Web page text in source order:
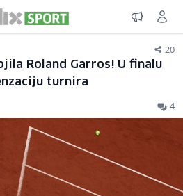
20
Roland Garros! U finalu
turnira
4